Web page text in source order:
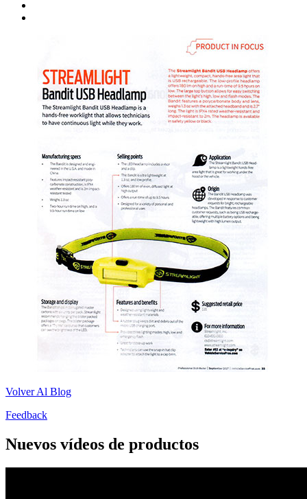
Volver Al Blog
Feedback
Nuevos vídeos de productos